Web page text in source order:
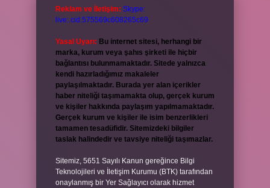
Reklam ve İletişim: Skype:
live:.cid.575569c608265c69
Yasal Uyarı: Bu internet sitesi, herhangi bir
marka, kurum veya şahıs şirketi ile hiçbir
bağlantısı bulunmamaktadır. Sitede yalnızca
kendi hazırladığımız makaleler
paylaşılmaktadır. Burada yer alan içerikler
haber niteliği taşımamakta olup, gerçek kurum
ve kişiler hakkında paylaşım yapılmamaktadır.
Gerçek kurum ve kişiler ile isim benzerlikleri
tamamen tesadüfidir. Sitemizdeki bilgiler
taslak halindedir ve tavsiye niteliği taşımazlar.
Sitemiz, 5651 Sayılı Kanun gereğince Bilgi
Teknolojileri ve İletişim Kurumu (BTK) tarafından
onaylanmış bir Yer Sağlayıcı olarak hizmet